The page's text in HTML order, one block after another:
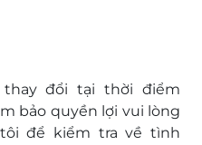
các điểm check-in.
giúp bạn đặt dịch
đẳng cấp.
đổi tại thời điểm
bảo quyền lợi vui lòng
để kiểm tra về tình